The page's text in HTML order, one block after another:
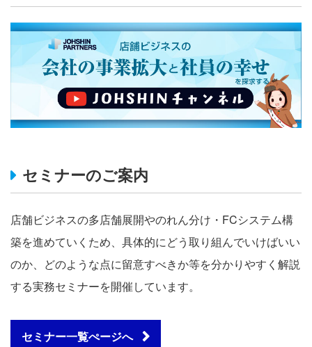
セミナーのご案内
店舗ビジネスの多店舗展開やのれん分け・FCシステム構
築を進めていくため、具体的にどう取り組んでいけばいい
のか、どのような点に留意すべきか等を分かりやすく解説
する実務セミナーを開催しています。
セミナー一覧ぺージへ